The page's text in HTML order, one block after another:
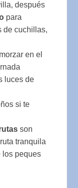
después
para
de cuchillas,
en el
luces de
si te
son
tranquila
los peques